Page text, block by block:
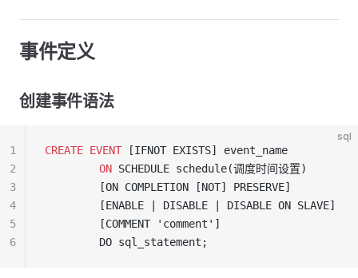
事件定义
创建事件语法
sql
CREATE EVENT [IFNOT EXISTS] event_name
    　　 ON
SCHEDULE schedule(调度时间设置)
    　　 [ON COMPLETION [NOT] PRESERVE]
    　　 [ENABLE | DISABLE | DISABLE ON SLAVE]
    　　 [COMMENT 'comment']
    　　 DO sql_statement;
1
2
3
4
5
6